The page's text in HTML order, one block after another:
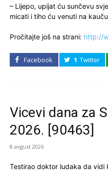
– Lijepo, upijat ću sunčevu
micati i tiho ću venuti na kauču
Pročitajte još na strani: http://
Facebook 1 Twitter
Vicevi dana za
2026. [90463]
8.avgust 2026
Testirao doktor ludaka da vidi